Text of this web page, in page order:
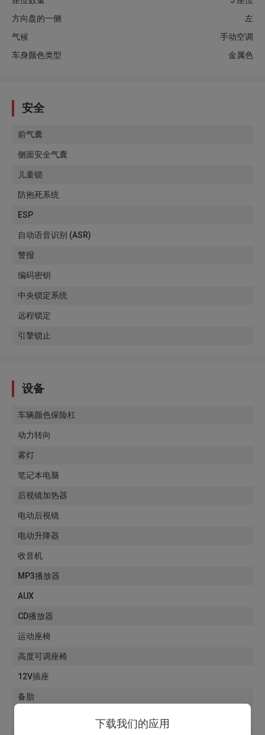
方向盘的一侧
左
气候
手动空调
车身颜色类型
金属色
安全
前气囊
侧面安全气囊
儿童锁
防抱死系统
ESP
自动语音识别 (ASR)
警报
编码密钥
中央锁定系统
远程锁定
引擎锁止
设备
车辆颜色保险杠
动力转向
雾灯
笔记本电脑
后视镜加热器
电动后视镜
电动升降器
收音机
MP3播放器
AUX
CD播放器
运动座椅
高度可调座椅
12V插座
备胎
下载我们的应用